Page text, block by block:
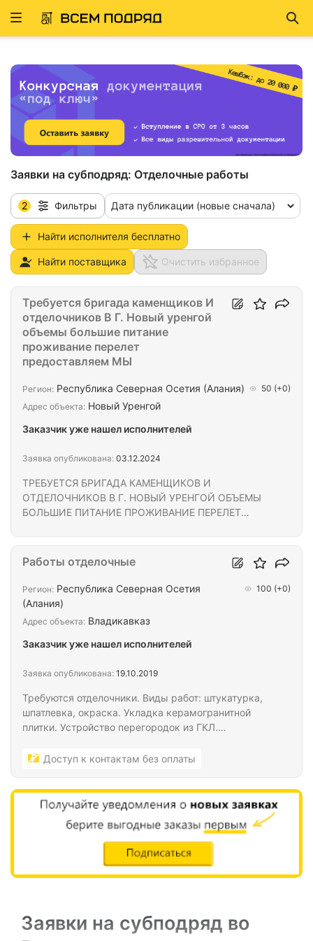
Развернуть
Заявки на субподряд: Отделочные работы
2 Фильтры Дата публикации (новые сначала)
Найти исполнителя бесплатно
Найти поставщика Очистить избранное
ТРЕБУЕТСЯ БРИГАДА КАМЕНЩИКОВ И
ОТДЕЛОЧНИКОВ В Г. НОВЫЙ УРЕНГОЙ ОБЪЕМЫ
БОЛЬШИЕ ПИТАНИЕ ПРОЖИВАНИЕ ПЕРЕЛЕТ
Требуется бригада каменщиков И
отделочников В Г. Новый уренгой
объемы большие питание
проживание перелет
предоставляем МЫ
Регион: Республика Северная Осетия (Алания) 50 (+0)
Адрес объекта: Новый Уренгой
Заказчик уже нашел исполнителей
Заявка опубликована: 03.12.2024
Требуются отделочники. Виды работ: штукатурка,
шпатлевка, окраска. Укладка керамогранитной
плитки. Устройство перегородок из ГКЛ.
ламината, ламинированного паркета и линолеума.
Доступ к контактам без оплаты
Работы отделочные
Регион: Республика Северная Осетия
(Алания)
100 (+0)
Адрес объекта: Владикавказ
Заказчик уже нашел исполнителей
Заявка опубликована: 19.10.2019
Заявки на субподряд во